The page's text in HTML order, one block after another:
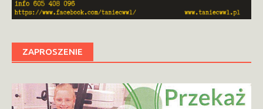
ZAPROSZENIE